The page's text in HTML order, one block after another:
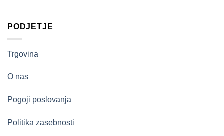
PODJETJE
Trgovina
O nas
Pogoji poslovanja
Politika zasebnosti